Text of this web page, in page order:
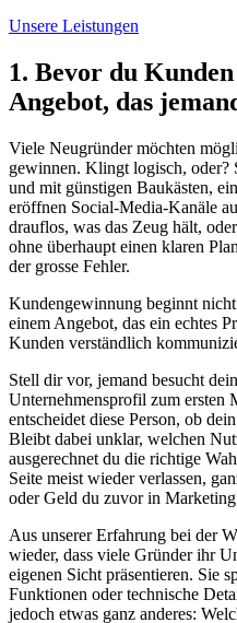
Unsere Leistungen
1. Bevor du
Angebot, das
Viele Neugründer möchten
gewinnen. Klingt logisch, oder?
und mit günstigen Baukästen,
eröffnen Social-Media-Kanäle
drauflos, was das Zeug hält,
ohne überhaupt einen klaren
der grosse Fehler.
Kundengewinnung beginnt
einem Angebot, das ein echtes
Kunden verständlich
Stell dir vor, jemand besucht
Unternehmensprofil zum ersten
entscheidet diese Person, ob
Bleibt dabei unklar, welchen
ausgerechnet du die richtige
Seite meist wieder verlassen,
oder Geld du zuvor in
Aus unserer Erfahrung bei der
wieder, dass viele Gründer ihr
eigenen Sicht präsentieren. Sie
Funktionen oder technische
jedoch etwas ganz anderes: